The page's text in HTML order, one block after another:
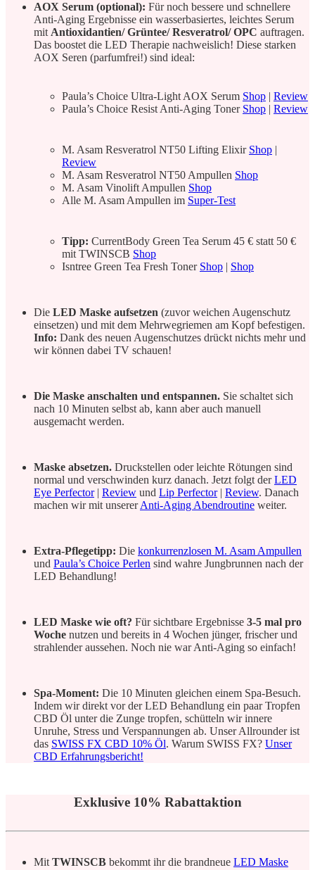
AOX Serum (optional): Für noch bessere und schnellere
Anti-Aging Ergebnisse ein wasserbasiertes, leichtes Serum
mitAntioxidantien/ Grüntee/ Resveratrol/ OPC auftragen.
Das boostet die LED Therapie nachweislich! Diese starken
AOX Seren (parfumfrei!) sind ideal:
Paula’s Choice Ultra-Light AOX Serum Shop | Review
Paula’s Choice Resist Anti-Aging Toner Shop | Review
M. Asam Resveratrol NT50 Lifting Elixir Shop |
Review
M. Asam Resveratrol NT50 Ampullen Shop
M. Asam Vinolift Ampullen Shop
Alle M. Asam Ampullen im Super-Test
Tipp: CurrentBody Green Tea Serum 45 € statt 50 €
mit TWINSCB Shop
Isntree Green Tea Fresh Toner Shop | Shop
Die LED Maske aufsetzen (zuvor weichen Augenschutz
einsetzen) und mit dem Mehrwegriemen am Kopf befestigen.
Info: Dank des neuen Augenschutzes drückt nichts mehr und
wir können dabei TV schauen!
Die Maske anschalten und entspannen. Sie schaltet sich
nach 10 Minuten selbst ab, kann aber auch manuell
ausgemacht werden.
Maske absetzen. Druckstellen oder leichte Rötungen sind
normal und verschwinden kurz danach. Jetzt folgt derLED
Eye Perfector| Review und Lip Perfector| Review. Danach
machen wir mit unsererAnti-Aging Abendroutine weiter.
Extra-Pflegetipp: Die konkurrenzlosen M. Asam Ampullen
und Paula’s Choice Perlen sind wahre Jungbrunnen nach der
LED Behandlung!
LED Maske wie oft? Für sichtbare Ergebnisse 3-5 mal pro
Woche nutzen und bereits in 4 Wochen jünger, frischer und
strahlender aussehen. Noch nie war Anti-Aging so einfach!
Spa-Moment: Die 10 Minuten gleichen einem Spa-Besuch.
Indem wir direkt vor der LED Behandlung ein paar Tropfen
CBD Öl unter die Zunge tropfen, schütteln wir innere
Unruhe, Stress und Verspannungen ab. Unser Allrounder ist
das SWISS FX CBD 10% Öl. Warum SWISS FX? Unser
CBD Erfahrungsbericht!
Exklusive 10% Rabattaktion
Mit TWINSCB bekommt ihr die brandneue LED Maske